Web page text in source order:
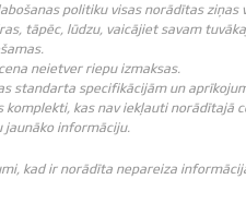
politiku visas norādītas
tāpēc, lūdzu, vaicājiet savam
neietver riepu izmaksas.
standarta specifikācijām un
kas nav iekļauti norādītajā
jaunāko informāciju.
kad ir norādīta nepareiza